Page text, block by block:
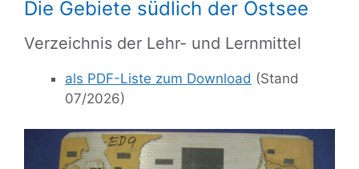
Die Gebiete südlich der Ostsee
Verzeichnis der Lehr- und Lernmittel
als PDF-Liste zum Download (Stand
07/2026)